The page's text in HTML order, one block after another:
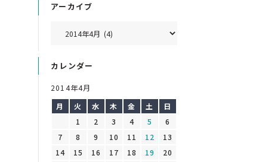
アーカイブ
カレンダー
2014年4月
月
火 水 木 金 土
日
1
2 3 4 5
6
7
8 9 10 11 12
13
14
15 16 17 18 19
20